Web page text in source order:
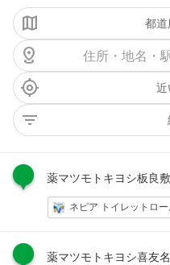
都道
近
薬マツモトキヨシ板良
ネピア トイレットロ
薬マツモトキヨシ喜友